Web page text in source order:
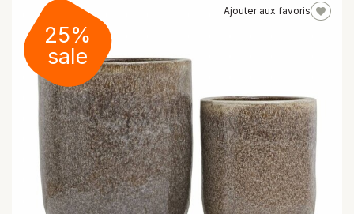
Ajouter aux favoris
25%
sale